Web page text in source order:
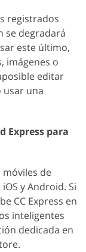
registrados
se degradará
este último,
imágenes o
editar
usar una
Express para
móviles de
y Android. Si
CC Express en
inteligentes
dedicada en